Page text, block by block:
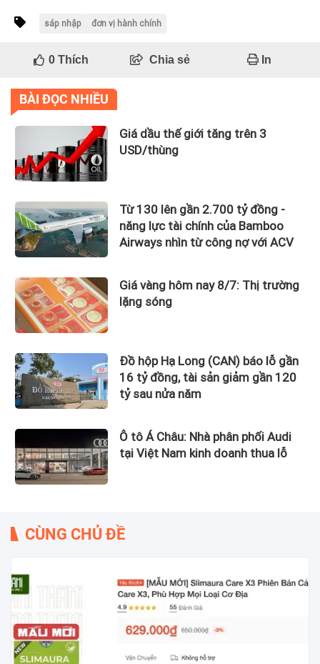
sáp nhập đơn vị hành chính
0Thích Chia sẻ In
BÀI ĐỌC NHIỀU
Giá dầu thế giới tăng trên 3
USD/thùng
Từ 130 lên gần 2.700 tỷ đồng -
năng lực tài chính của Bamboo
Airways nhìn từ công nợ với ACV
Giá vàng hôm nay 8/7: Thị trường
lặng sóng
Đồ hộp Hạ Long (CAN) báo lỗ gần
16 tỷ đồng, tài sản giảm gần 120
tỷ sau nửa năm
Ô tô Á Châu: Nhà phân phối Audi
tại Việt Nam kinh doanh thua lỗ
CÙNG CHỦ ĐỀ